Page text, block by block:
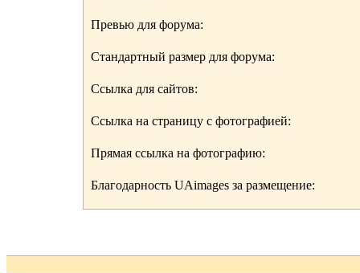
Превью для форума:
Стандартный размер для форума:
Ссылка для сайтов:
Ссылка на страницу с фотографией:
Прямая ссылка на фотографию:
Благодарность UAimages за размещение: